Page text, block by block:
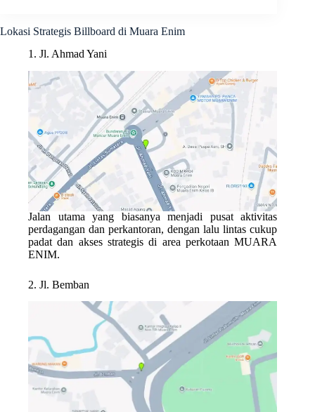
Lokasi Strategis Billboard di Muara Enim
1. Jl. Ahmad Yani
Jalan utama yang biasanya menjadi pusat aktivitas
perdagangan dan perkantoran, dengan lalu lintas cukup
padat dan akses strategis di area perkotaan MUARA
ENIM.
2. Jl. Bemban